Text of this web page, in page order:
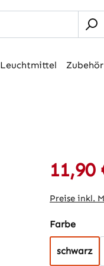
Leuchtmittel Zubehör
11,90
Preise inkl.
Farbe
schwarz